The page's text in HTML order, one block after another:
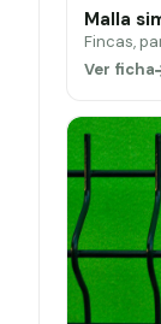
Malla
Fincas,
Ver ficha